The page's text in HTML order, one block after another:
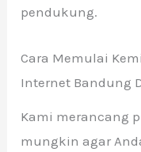
pendukung.
Cara Memulai
Internet Bandung
Kami merancang
mungkin agar